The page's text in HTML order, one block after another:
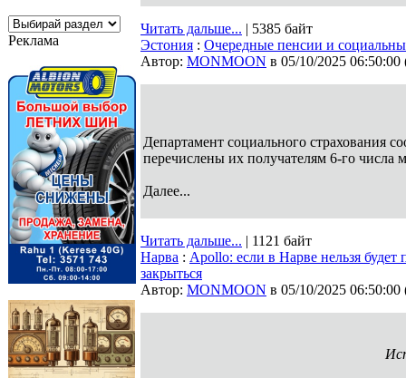
Реклама
Читать дальше... | 5385 байт
Эстония : Очередные пенсии и
Автор: MONMOON в 05/10/2025 06:50:00
Департамент социального страхования
перечислены их получателям 6-го числа
Далее...
Читать дальше... | 1121 байт
Нарва : Apollo: если в Нарве нельзя
закрыться
Автор: MONMOON в 05/10/2025 06:50:00